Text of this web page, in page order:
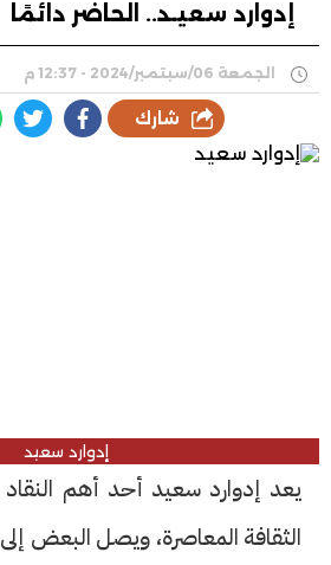
إدوارد سعيـد.. الحاضر دائمًا
الجمعة 06/سبتمبر/2024 - 12:37 م
شارك
إدوارد سعيد
يعد إدوارد سعيد أحد أهم النقاد
الثقافة المعاصرة، ويصل البعض